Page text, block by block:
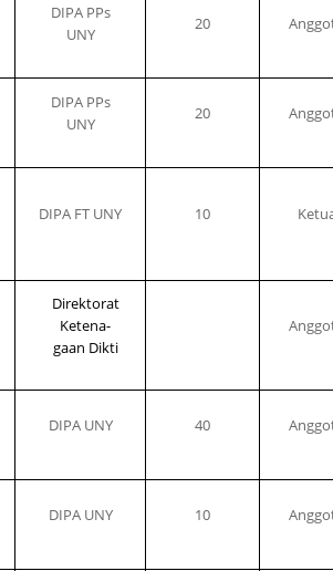
DIPA PPs
UNY
20
DIPA PPs
UNY
20
DIPA FT UNY 10
Direktorat
Ketena-
gaan Dikti
DIPA UNY 40
DIPA UNY 10